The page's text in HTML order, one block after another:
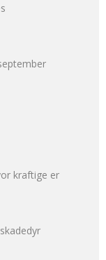
kraftige er